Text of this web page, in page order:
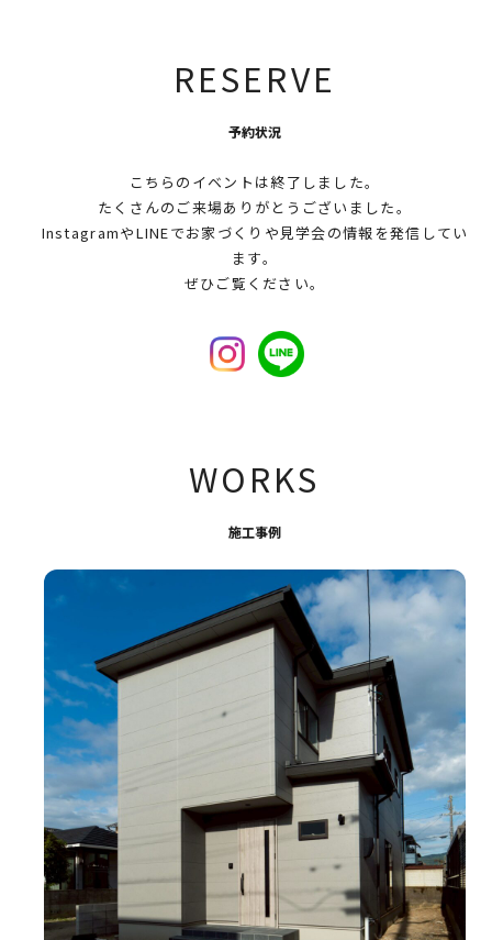
RESERVE
予約状況
こちらのイベントは終了しました。
たくさんのご来場ありがとうございました。
InstagramやLINEでお家づくりや見学会の情報を発信してい
ます。
ぜひご覧ください。
WORKS
施工事例